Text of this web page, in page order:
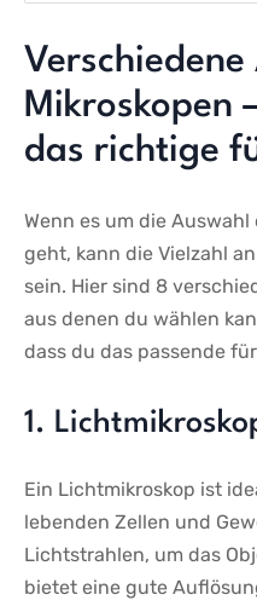
Mikroskopen
das richtige
Wenn⁤ es um die
geht, kann die Vielzahl
sein. Hier sind 8
aus denen du wählen
dass du das passende⁢
1.‍
Ein Lichtmikroskop ist‌
⁢lebenden Zellen und
Lichtstrahlen, um das
bietet eine gute